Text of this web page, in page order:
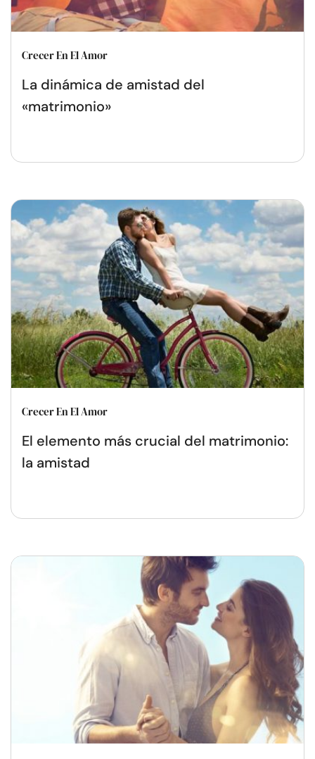
Crecer En El Amor
La dinámica de amistad del
«matrimonio»
Crecer En El Amor
El elemento más crucial del matrimonio:
la amistad